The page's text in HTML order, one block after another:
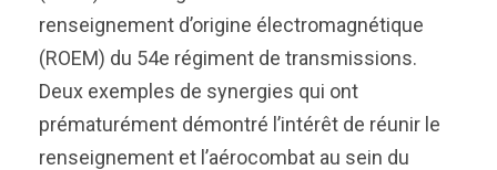
renseignement d’origine électromagnétique
(ROEM) du 54e régiment de transmissions.
Deux exemples de synergies qui ont
prématurément démontré l’intérêt de réunir le
renseignement et l’aérocombat au sein du